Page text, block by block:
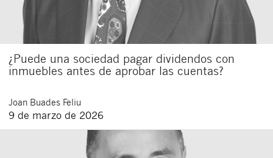
¿Puede una sociedad pagar dividendos con
inmuebles antes de aprobar las cuentas?
Joan Buades Feliu
9 de marzo de 2026